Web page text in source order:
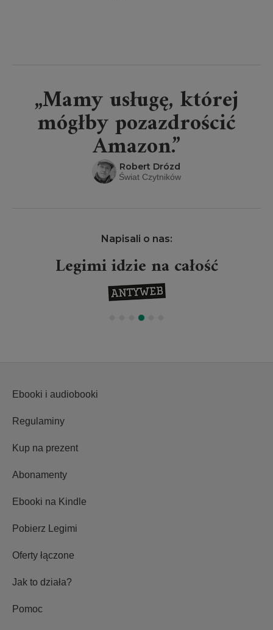
„Mamy usługę, której
mógłby pozazdrościć
Amazon.”
Robert Drózd
Świat Czytników
Napisali o nas:
Legimi idzie na całość
Ebooki i audiobooki
Regulaminy
Kup na prezent
Abonamenty
Ebooki na Kindle
Pobierz Legimi
Oferty łączone
Jak to działa?
Pomoc